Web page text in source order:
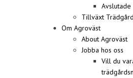
Avslutade
Tillväxt
Om Agroväst
About Agroväst
Jobba hos oss
Vill du